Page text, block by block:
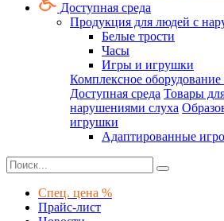
Доступная среда
Продукция для людей с
Белые трости
Часы
Игры и игрушки
Комплексное
Доступная среда Товары
нарушениями слуха
игрушки
Адаптированные
Спец. цена %
Прайс-лист